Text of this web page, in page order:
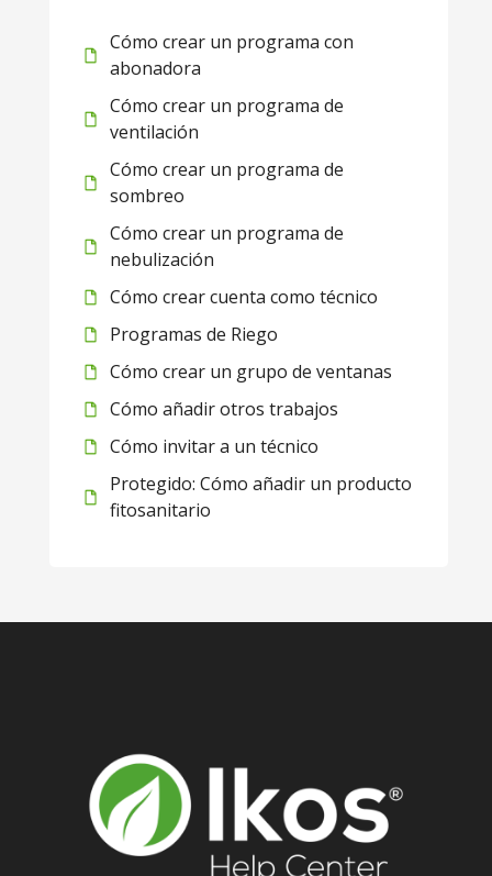
Cómo crear un programa con
abonadora
Cómo crear un programa de
ventilación
Cómo crear un programa de
sombreo
Cómo crear un programa de
nebulización
Cómo crear cuenta como técnico
Programas de Riego
Cómo crear un grupo de ventanas
Cómo añadir otros trabajos
Cómo invitar a un técnico
Protegido: Cómo añadir un producto
fitosanitario